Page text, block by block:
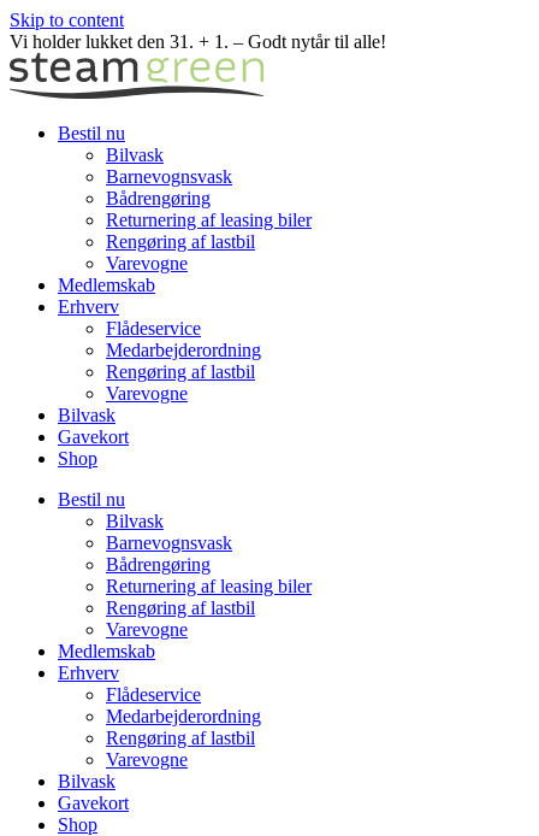
Skip to content
Vi holder lukket den 31. + 1. – Godt nytår til alle!
Bestil nu
Bilvask
Barnevognsvask
Bådrengøring
Returnering af leasing biler
Rengøring af lastbil
Varevogne
Medlemskab
Erhverv
Flådeservice
Medarbejderordning
Rengøring af lastbil
Varevogne
Bilvask
Gavekort
Shop
Bestil nu
Bilvask
Barnevognsvask
Bådrengøring
Returnering af leasing biler
Rengøring af lastbil
Varevogne
Medlemskab
Erhverv
Flådeservice
Medarbejderordning
Rengøring af lastbil
Varevogne
Bilvask
Gavekort
Shop